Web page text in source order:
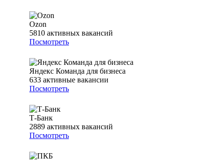
Ozon
5810 активных вакансий
Посмотреть
Яндекс Команда для бизнеса
633 активные вакансии
Посмотреть
Т-Банк
2889 активных вакансий
Посмотреть